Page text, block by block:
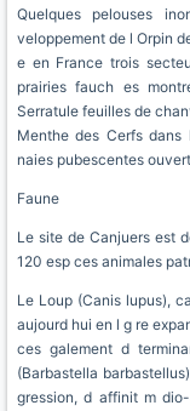
Quelques pelouses
veloppement de l Orpin
e en France trois
prairies fauch es
Serratule feuilles de
Menthe des Cerfs
naies pubescentes
Faune
Le site de Canjuers est
120 esp ces animales
Le Loup (Canis lupus),
aujourd hui en l g re
ces galement d
(Barbastella
gression, d affinit m